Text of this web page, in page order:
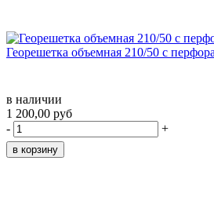
Георешетка объемная 210/50 с
в наличии
1 200,00 руб
-
+